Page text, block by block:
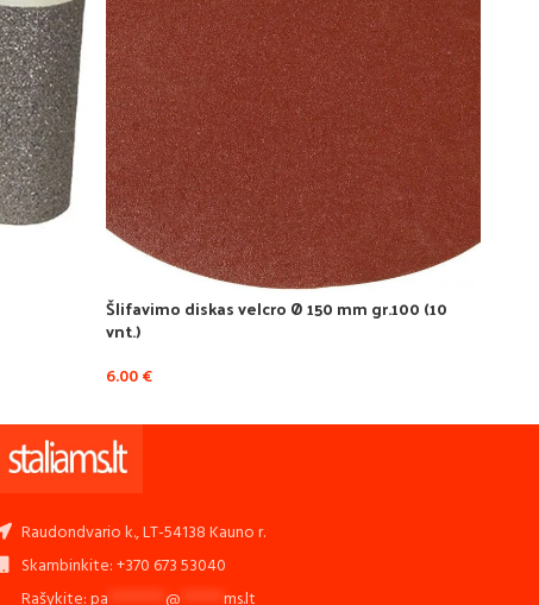
Šlifavimo diskas velcro Ø 150 mm gr.100 (10
vnt.)
6.00€
Raudondvario k., LT-54138 Kauno r.
Skambinkite: +370 673 53040